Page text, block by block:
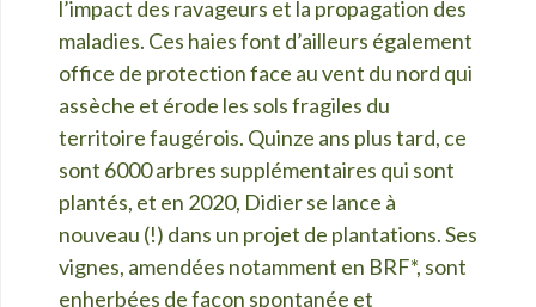
l’impact des ravageurs et la propagation des
maladies. Ces haies font d’ailleurs également
office de protection face au vent du nord qui
assèche et érode les sols fragiles du
territoire faugérois. Quinze ans plus tard, ce
sont 6000 arbres supplémentaires qui sont
plantés, et en 2020, Didier se lance à
nouveau (!) dans un projet de plantations. Ses
vignes, amendées notamment en BRF*, sont
enherbées de façon spontanée et